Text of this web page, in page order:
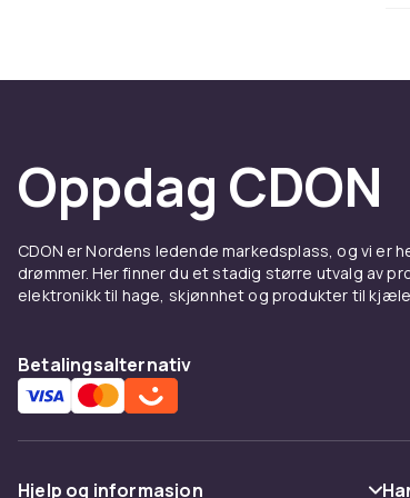
Oppdag CDON
CDON er Nordens ledende markedsplass, og vi er
drømmer. Her finner du et stadig større utvalg av
elektronikk til hage, skjønnhet og produkter til
Betalingsalternativ
Hjelp og informasjon